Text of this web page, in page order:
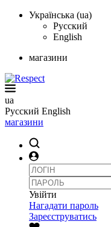
Українська (ua)
Русский
English
магазини
ua
Русский English
магазини
Увійти
Нагадати пароль
Зареєструватись